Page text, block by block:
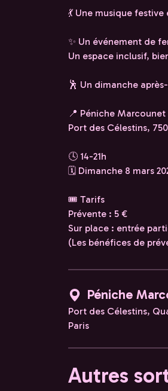
💃 Une musique
✨ Un événement de
Un espace inclusif,
🕺 Un dimanche
📍 Péniche Marcounet
Port des Célestins,
🕓 14-21h
🗓 Dimanche 8 mars
🎟 Tarifs
Prévente : 5 €
Sur place : entrée
(Les bénéfices de
Péniche
Port des Célestins,
Paris
Autres